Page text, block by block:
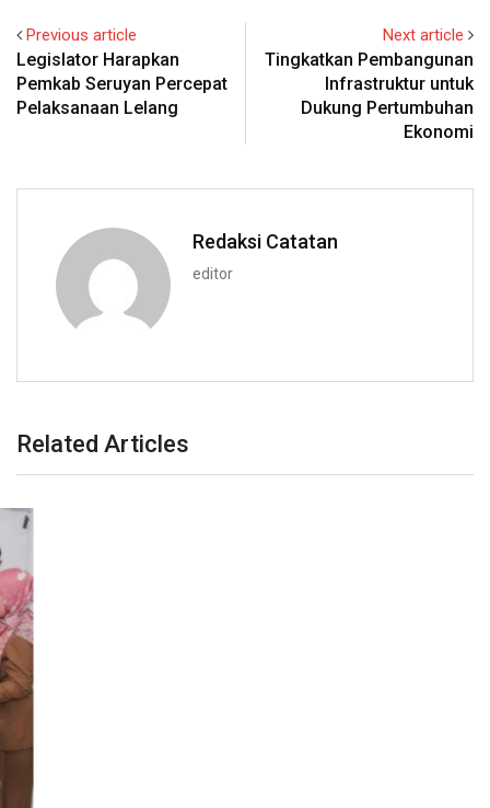
Previous article
Legislator Harapkan
Pemkab Seruyan Percepat
Pelaksanaan Lelang
Next article
Tingkatkan Pembangunan
Infrastruktur untuk
Dukung Pertumbuhan
Ekonomi
Redaksi Catatan
editor
Related Articles